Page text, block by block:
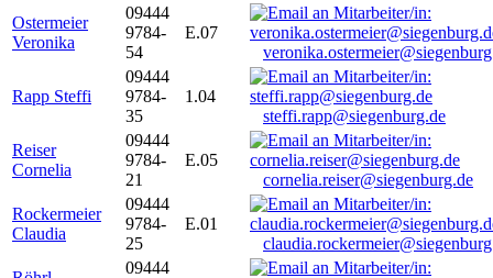
Ostermeier
Veronika
09444
9784-
54
E.07
Rapp Steffi
09444
9784-
35
1.04
steffi.rapp@siegenburg.de
Reiser
Cornelia
09444
9784-
21
E.05
cornelia.reiser@siegenburg.de
Rockermeier
Claudia
09444
9784-
25
E.01
09444